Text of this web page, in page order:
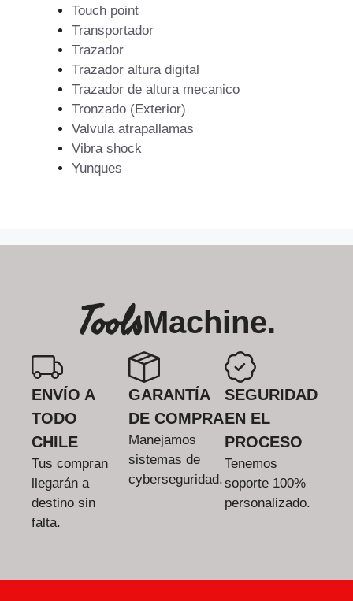
Touch point
Transportador
Trazador
Trazador altura digital
Trazador de altura mecanico
Tronzado (Exterior)
Valvula atrapallamas
Vibra shock
Yunques
ToolsMachine.
ENVÍO A
TODO
CHILE
Tus compran
llegarán a
destino sin
falta.
GARANTÍA
DE COMPRA
Manejamos
sistemas de
cyberseguridad.
SEGURIDAD
EN EL
PROCESO
Tenemos
soporte 100%
personalizado.